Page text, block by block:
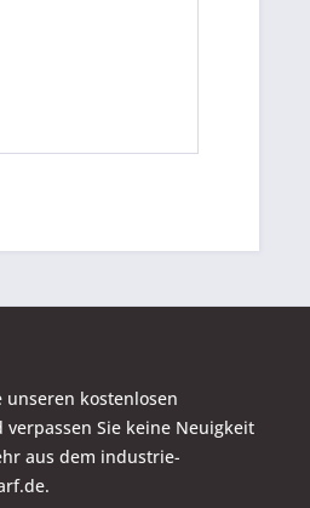
unseren kostenlosen
verpassen Sie keine Neuigkeit
aus dem industrie-